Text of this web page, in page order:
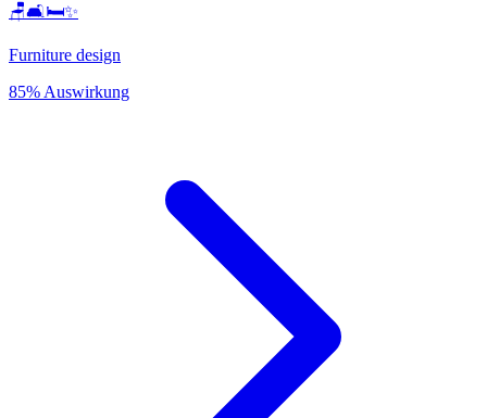
🪑🛋️🛏️✨
Furniture design
85% Auswirkung